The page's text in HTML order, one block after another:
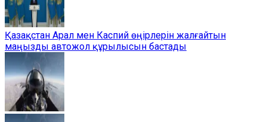
Қазақстан Арал мен Каспий өңірлерін жалғайтын
маңызды автожол құрылысын бастады